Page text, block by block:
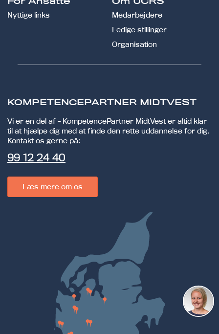
Nyttige links
Medarbejdere
Ledige stillinger
Organisation
KOMPETENCEPARTNER MIDTVEST
Vi er en del af - KompetencePartner MidtVest er altid klar
til at hjælpe dig med at finde den rette uddannelse for dig.
Kontakt os gerne på:
99 12 24 40
Læs mere om os